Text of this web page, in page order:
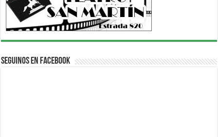
Seguinos en Facebook